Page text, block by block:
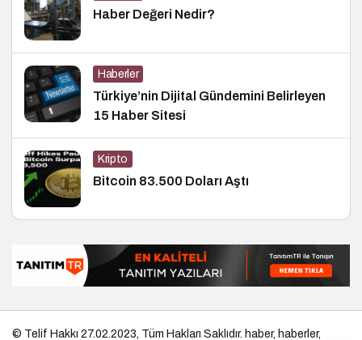
Haber Değeri Nedir?
Haberler
Türkiye’nin Dijital Gündemini Belirleyen
15 Haber Sitesi
Kripto
Bitcoin 83.500 Doları Aştı
© Telif Hakkı 27.02.2023, Tüm Hakları Saklıdır. haber, haberler,